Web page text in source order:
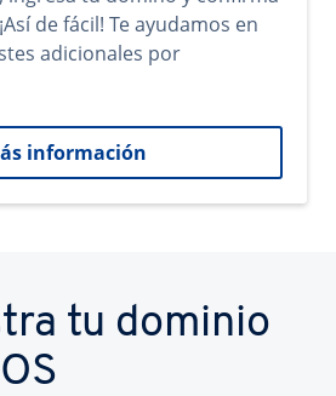
de fácil! Te ayudamos en
adicionales por
información
tu dominio